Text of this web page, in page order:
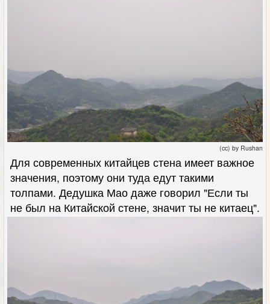
(cc) by Rushan
Для современных китайцев стена имеет важное
значения, поэтому они туда едут такими
толпами. Дедушка Мао даже говорил "Если ты
не был на Китайской стене, значит ты не китаец".